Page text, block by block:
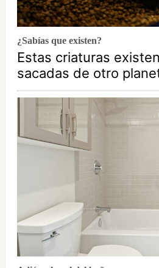
¿Sabías que existen?
Estas criaturas
sacadas de otro